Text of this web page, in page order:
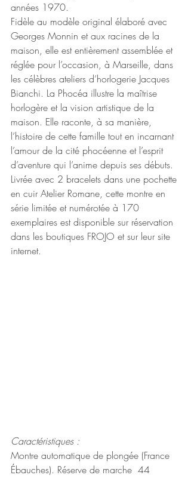
années 1970.
Fidèle au modèle original élaboré avec
Georges Monnin et aux racines de la
maison, elle est entièrement assemblée et
réglée pour l’occasion, à Marseille, dans
les célèbres ateliers d’horlogerie Jacques
Bianchi. La Phocéa illustre la maîtrise
horlogère et la vision artistique de la
maison. Elle raconte, à sa manière,
l’histoire de cette famille tout en incarnant
l’amour de la cité phocéenne et l’esprit
d’aventure qui l’anime depuis ses débuts.
Livrée avec 2 bracelets dans une pochette
en cuir Atelier Romane, cette montre en
série limitée et numérotée à 170
exemplaires est disponible sur réservation
dans les boutiques FROJO et sur leur site
internet.
Caractéristiques :
Montre automatique de plongée (France
Ébauches). Réserve de marche  44